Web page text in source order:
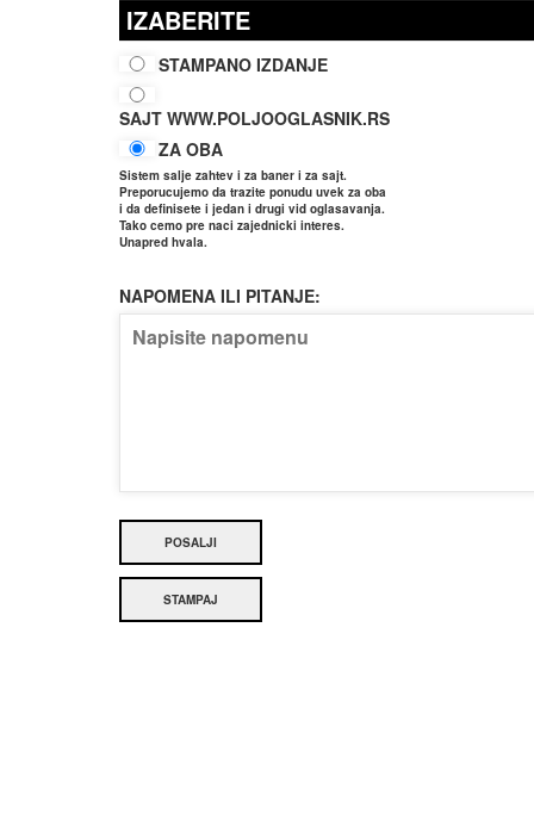
IZABERITE
STAMPANO IZDANJE
SAJT WWW.POLJOOGLASNIK.RS
ZA OBA
Sistem salje zahtev i za baner i za sajt.
Preporucujemo da trazite ponudu uvek za oba
i da definisete i jedan i drugi vid oglasavanja.
Tako cemo pre naci zajednicki interes.
Unapred hvala.
NAPOMENA ILI PITANJE:
POSALJI
STAMPAJ